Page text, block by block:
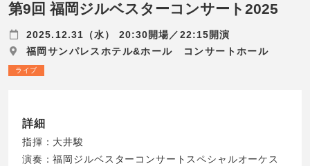
第9回 福岡ジルベスターコンサート2025
2025.12.31（水） 20:30開場／22:15開演
福岡サンパレスホテル&ホール コンサートホール
ライブ
詳細
指揮：大井駿
演奏：福岡ジルベスターコンサートスペシャルオーケス